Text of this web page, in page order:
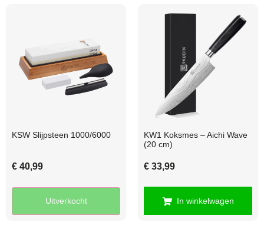
KSW Slijpsteen 1000/6000
€ 40,99
Uitverkocht
KW1 Koksmes – Aichi Wave
(20 cm)
€ 33,99
In winkelwagen